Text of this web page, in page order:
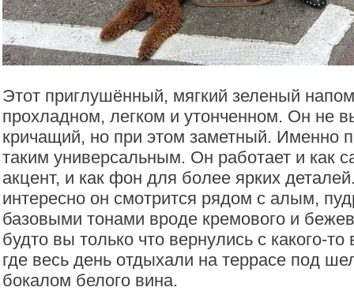
Этот приглушённый, мягкий зеленый
прохладном, легком и утонченном. Он не
кричащий, но при этом заметный. Именно
таким универсальным. Он работает и как
акцент, и как фон для более ярких
интересно он смотрится рядом с алым,
базовыми тонами вроде кремового и
будто вы только что вернулись с какого-
где весь день отдыхали на террасе под
бокалом белого вина.